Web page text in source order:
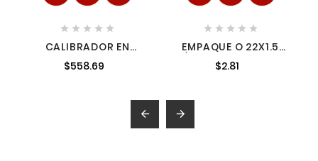
    
CALIBRADOR EN
PULGADAS Y
MILÍMETROS DIGITAL
$558.69
    
EMPAQUE O 22X1.5
P/AF504 A02000241
$2.81
 